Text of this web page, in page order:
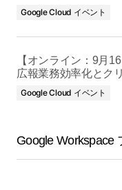
Google Cloud イベント
【オンライン：9月
広報業務効率化とク
Google Cloud イベント
Google Workspace